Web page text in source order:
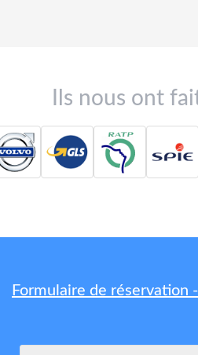
Ils nous ont
Formulaire de réservation